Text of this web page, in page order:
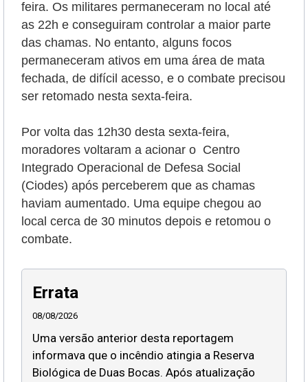
feira. Os militares permaneceram no local até
as 22h e conseguiram controlar a maior parte
das chamas. No entanto, alguns focos
permaneceram ativos em uma área de mata
fechada, de difícil acesso, e o combate precisou
ser retomado nesta sexta-feira.
Por volta das 12h30 desta sexta-feira,
moradores voltaram a acionar o Centro
Integrado Operacional de Defesa Social
(Ciodes) após perceberem que as chamas
haviam aumentado. Uma equipe chegou ao
local cerca de 30 minutos depois e retomou o
combate.
Errata
08/08/2026
Uma versão anterior desta reportagem
informava que o incêndio atingia a Reserva
Biológica de Duas Bocas. Após atualização